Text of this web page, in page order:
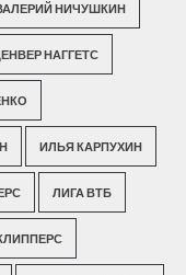
НИЧУШКИН
НАГГЕТС
ИЛЬЯ КАРПУХИН
ЛИГА ВТБ